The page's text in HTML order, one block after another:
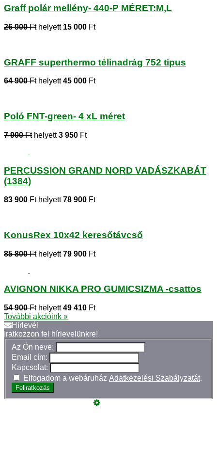
Graff polár mellény- 440-P MÉRET:M,L
26 900 Fthelyett 15 000 Ft
GRAFF superthermo télinadrág 752 tipus
64 900 Fthelyett45 000 Ft
Poló FNT-green- 4 xL méret
7 900 Fthelyett3 950 Ft
PERCUSSION GRAND NORD VADÁSZKABÁT
(1384)
83 900 Fthelyett78 900 Ft
KonusRex 10x42 keresőtávcső
85 800 Fthelyett79 900 Ft
AVIGNON NIKKA PRO GUMICSIZMA -csattos
54 900 Fthelyett49 410 Ft
További akcióink »
Hírlevél
Iratkozzon fel hírlevelünkre!
Az Ön neve:
Email cím:
Kapcsolat:
Elfogadom a webáruház Adatkezelési Szabályzatát.
Feliratkozás